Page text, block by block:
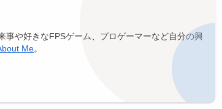
事や好きなFPSゲーム、プロゲーマーなど自分の興
Me。